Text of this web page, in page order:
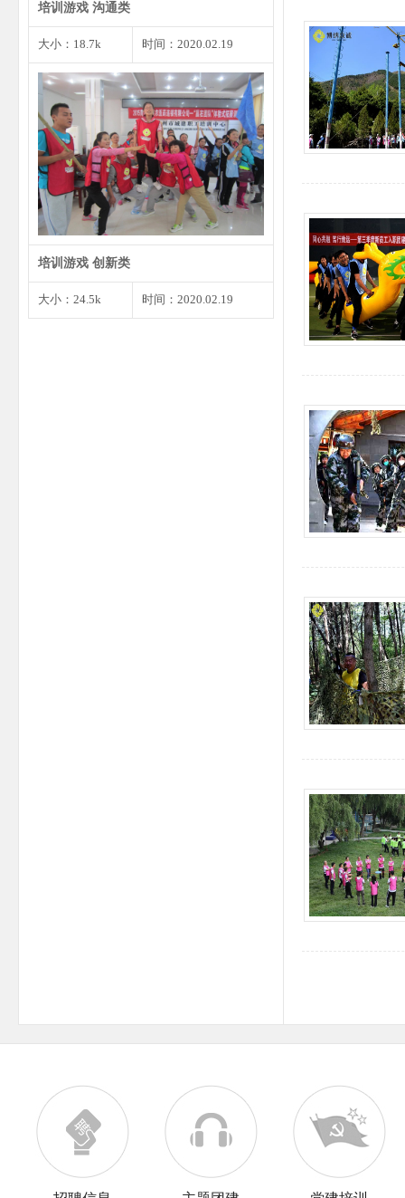
培训游戏 沟通类
大小：18.7k 时间：2020.02.19
1、将预先准备好的婚礼请柬发给
大家，确保每个角色都有…
培训游戏 创新类
大小：24.5k 时间：2020.02.19